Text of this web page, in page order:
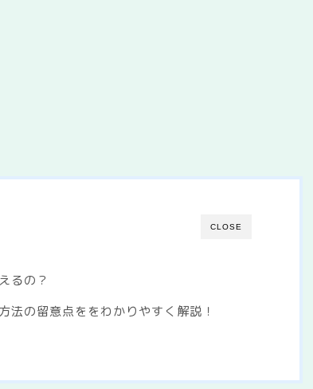
CLOSE
るの？
法の留意点ををわかりやすく解説！